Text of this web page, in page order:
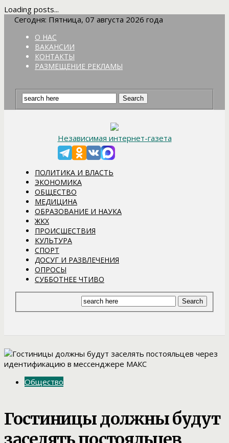
Loading posts...
Сегодня: Пятница, 07 августа 2026 года
О НАС
ВАКАНСИИ
КОНТАКТЫ
РАЗМЕЩЕНИЕ РЕКЛАМЫ
Независимая интернет-газета
ПОЛИТИКА И ВЛАСТЬ
ЭКОНОМИКА
ОБЩЕСТВО
МЕДИЦИНА
ОБРАЗОВАНИЕ И НАУКА
ЖКХ
ПРОИСШЕСТВИЯ
КУЛЬТУРА
СПОРТ
ДОСУГ И РАЗВЛЕЧЕНИЯ
ОПРОСЫ
СУББОТНЕЕ ЧТИВО
Общество
Гостиницы должны будут